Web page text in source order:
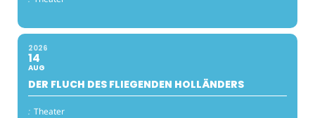
2026
14
AUG
DER FLUCH DES FLIEGENDEN HOLLÄNDERS
: Theater